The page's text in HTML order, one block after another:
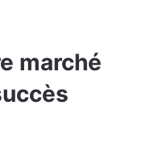
marché